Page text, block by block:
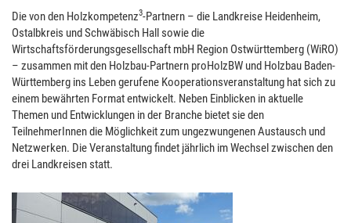
Die von den Holzkompetenz3-Partnern – die Landkreise Heidenheim,
Ostalbkreis und Schwäbisch Hall sowie die
Wirtschaftsförderungsgesellschaft mbH Region Ostwürttemberg (WiRO)
– zusammen mit den Holzbau-Partnern proHolzBW und Holzbau Baden-
Württemberg ins Leben gerufene Kooperationsveranstaltung hat sich zu
einem bewährten Format entwickelt. Neben Einblicken in aktuelle
Themen und Entwicklungen in der Branche bietet sie den
TeilnehmerInnen die Möglichkeit zum ungezwungenen Austausch und
Netzwerken. Die Veranstaltung findet jährlich im Wechsel zwischen den
drei Landkreisen statt.